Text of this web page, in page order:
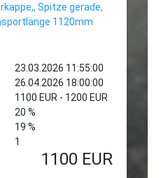
Spitze gerade,
1120mm
23.03.2026 11:55:00
26.04.2026 18:00:00
1100 EUR - 1200 EUR
20 %
19 %
1
1100 EUR